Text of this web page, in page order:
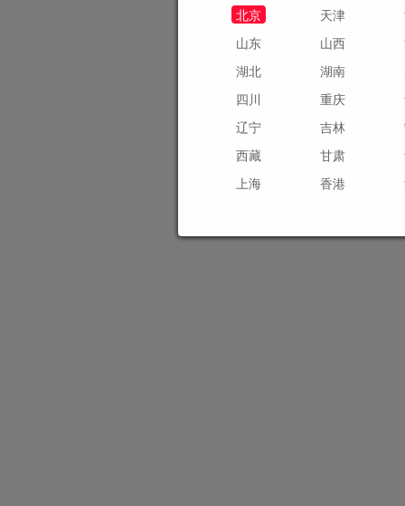
北京
天津
山东
山西
湖北
湖南
四川
重庆
辽宁
吉林
西藏
甘肃
上海
香港